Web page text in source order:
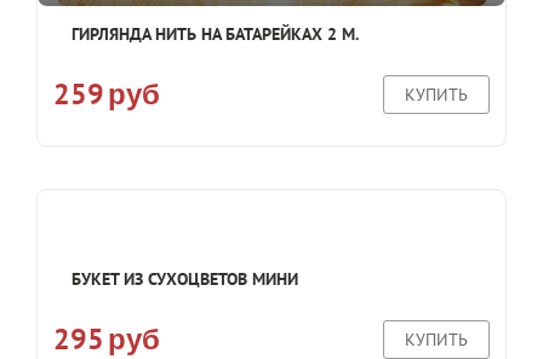
ГИРЛЯНДА НИТЬ НА БАТАРЕЙКАХ 2 М.
259 руб КУПИТЬ
БУКЕТ ИЗ СУХОЦВЕТОВ МИНИ
295 руб КУПИТЬ